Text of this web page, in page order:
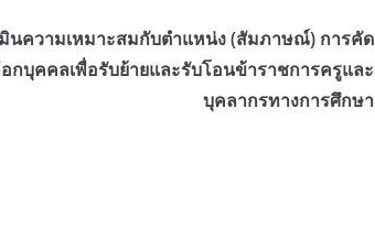
มินความเหมาะสมกับตำแหน่ง (สัมภาษณ์) การคัด
อกบุคคลเพื่อรับย้ายและรับโอนข้าราชการครูและ
บุคลากรทางการศึกษา